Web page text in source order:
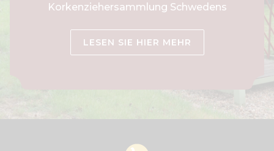
Korkenziehersammlung Schwedens
LESEN SIE HIER MEHR